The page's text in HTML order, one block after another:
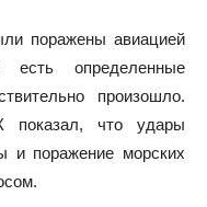
поражены авиацией
есть определенные
произошло.
что удары
и поражение морских